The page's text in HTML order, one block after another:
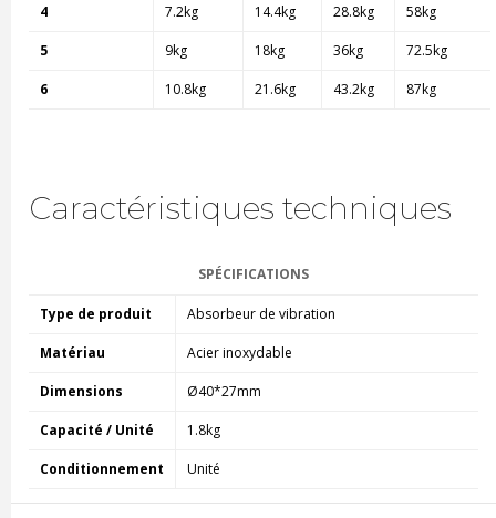
4 7.2kg 14.4kg 28.8kg 58kg
5 9kg 18kg 36kg 72.5kg
6 10.8kg 21.6kg 43.2kg 87kg
Caractéristiques techniques
SPÉCIFICATIONS
Type de produit Absorbeur de vibration
Matériau Acier inoxydable
Dimensions Ø40*27mm
Capacité / Unité 1.8kg
Conditionnement Unité